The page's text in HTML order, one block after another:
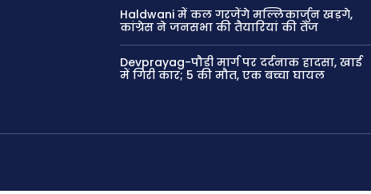
Haldwani में कल गरजेंगे मल्लिकार्जुन खड़गे,
कांग्रेस ने जनसभा की तैयारियां की तेज
Devprayag-पौड़ी मार्ग पर दर्दनाक हादसा, खाई
में गिरी कार; 5 की मौत, एक बच्चा घायल